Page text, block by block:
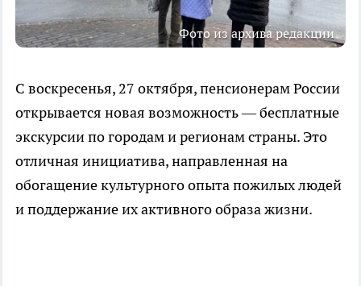
Фото из архива редакции
С воскресенья, 27 октября, пенсионерам России
открывается новая возможность — бесплатные
экскурсии по городам и регионам страны. Это
отличная инициатива, направленная на
обогащение культурного опыта пожилых людей
и поддержание их активного образа жизни.